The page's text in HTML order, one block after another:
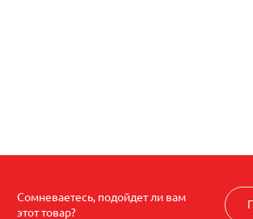
Сомневаетесь, подойдет ли вам
этот товар?